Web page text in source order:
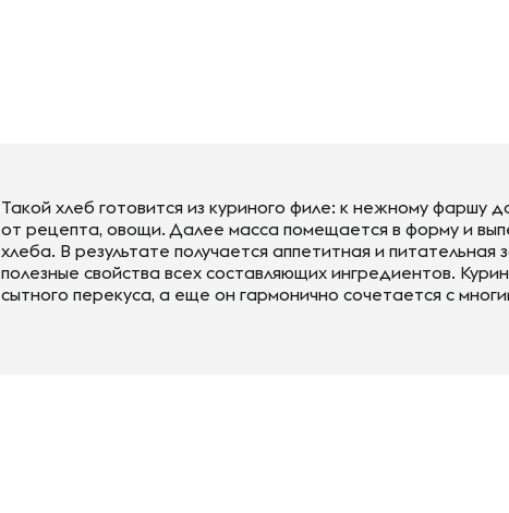
Такой хлеб готовится из куриного филе: к нежному фаршу
от рецепта, овощи. Далее масса помещается в форму и
хлеба. В результате получается аппетитная и питательная
полезные свойства всех составляющих ингредиентов.
сытного перекуса, а еще он гармонично сочетается с